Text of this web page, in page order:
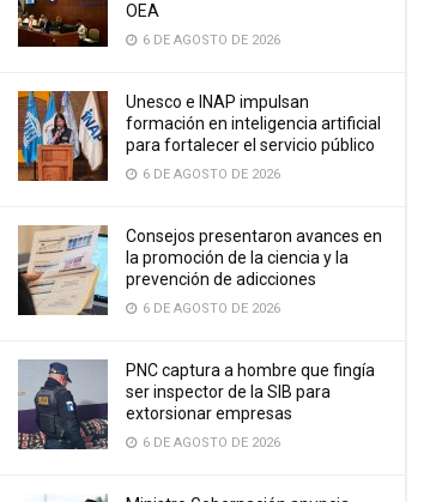
OEA
6 DE AGOSTO DE 2026
Unesco e INAP impulsan
formación en inteligencia artificial
para fortalecer el servicio público
6 DE AGOSTO DE 2026
Consejos presentaron avances en
la promoción de la ciencia y la
prevención de adicciones
6 DE AGOSTO DE 2026
PNC captura a hombre que fingía
ser inspector de la SIB para
extorsionar empresas
6 DE AGOSTO DE 2026